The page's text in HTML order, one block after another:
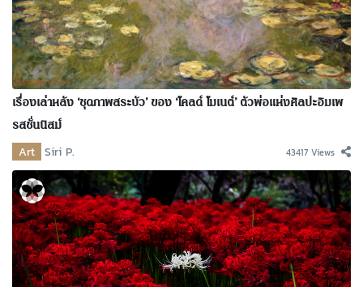
เรื่องเล่าหลัง ‘ชุดภาพสระบัว’ ของ ‘โคลด์ โมเนต์’ ตัวพ่อแห่งศิลปะอิมเพ
รสชั่นนิสม์
Art Siri P. 43417 Views